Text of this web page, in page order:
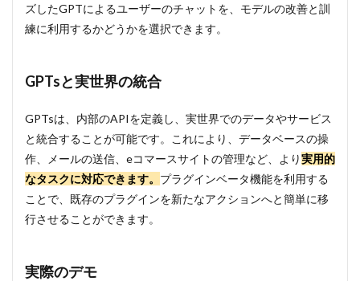
ズしたGPTによるユーザーのチャットを、モデルの改善と訓
練に利用するかどうかを選択できます。
GPTsと実世界の統合
GPTsは、内部のAPIを定義し、実世界でのデータやサービス
と統合することが可能です。これにより、データベースの操
作、メールの送信、eコマースサイトの管理など、より実用的
なタスクに対応できます。 プラグインベータ機能を利用する
ことで、既存のプラグインを新たなアクションへと簡単に移
行させることができます。
実際のデモ